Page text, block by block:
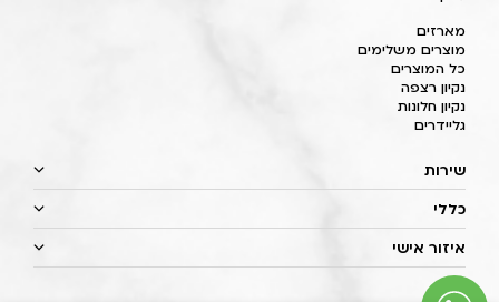
מארזים
מוצרים משלימים
כל המוצרים
נקיון רצפה
נקיון חלונות
גליידרים
שירות
כללי
איזור אישי